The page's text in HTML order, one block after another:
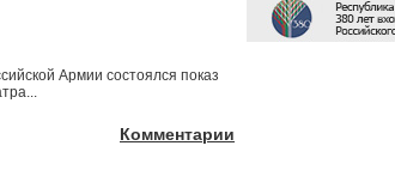
Армии состоялся показ
Комментарии